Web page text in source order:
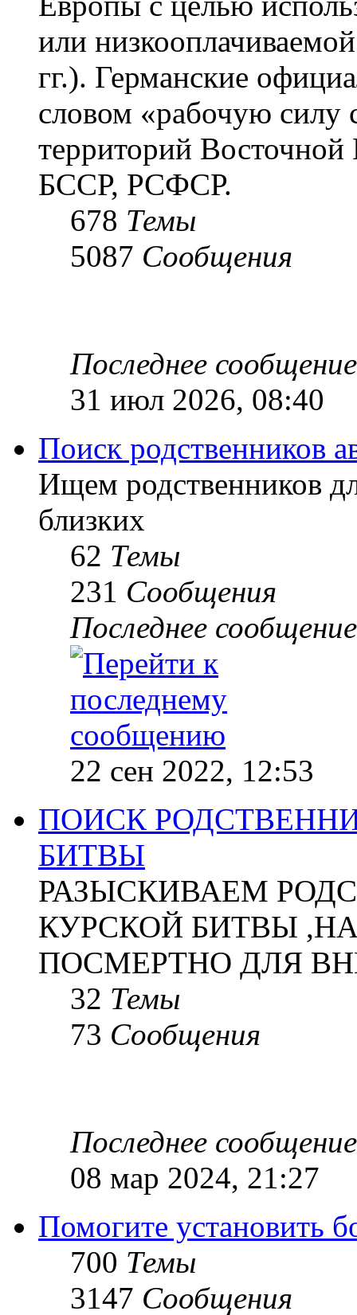
или
гг.). Германские
словом «рабочую силу
территорий
БССР, РСФСР.
678 Темы
5087 Сообщения
Последнее сообщение
31 июл 2026, 08:40
Поиск родственников
Ищем родственников
близких
62 Темы
231 Сообщения
Последнее сообщение
22 сен 2022, 12:53
ПОИСК
БИТВЫ
РАЗЫСКИВАЕМ
КУРСКОЙ БИТВЫ
ПОСМЕРТНО ДЛЯ
32 Темы
73 Сообщения
Последнее сообщение
08 мар 2024, 21:27
Помогите установить
700 Темы
3147 Сообщения